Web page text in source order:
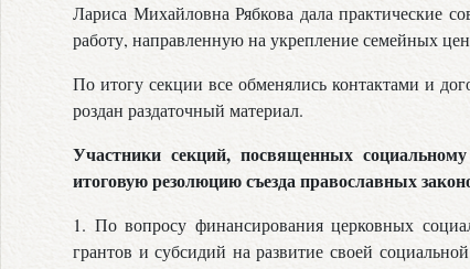
Лариса Михайловна Рябкова дала практические
работу, направленную на укрепление семейных
По итогу секции все обменялись контактами и
роздан раздаточный материал.
Участники секций, посвященных
итоговую резолюцию съезда православных
1. По вопросу финансирования церковных
грантов и субсидий на развитие своей